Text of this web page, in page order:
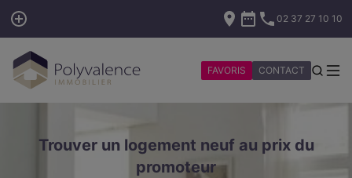
02 37 27 10 10
FAVORIS CONTACT
Trouver un logement neuf au prix du
promoteur